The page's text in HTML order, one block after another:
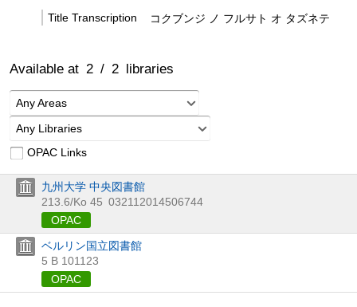
Title Transcription
コクブンジ ノ フルサト オ タズネテ
Available at 2 / 2 libraries
Any Areas
Any Libraries
OPAC Links
九州大学 中央図書館
213.6/Ko 45 032112014506744
OPAC
ベルリン国立図書館
5 B 101123
OPAC